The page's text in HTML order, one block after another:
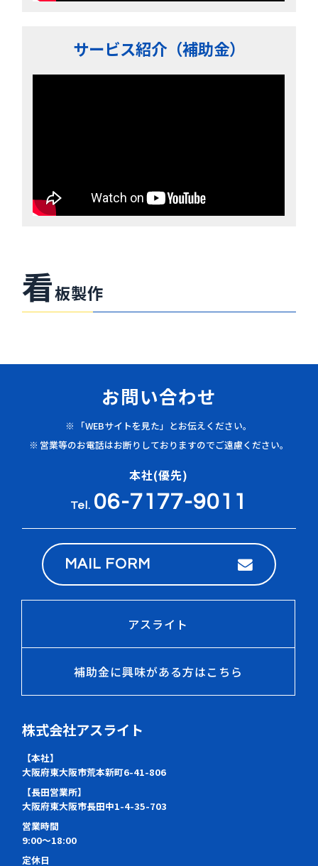
サービス紹介（補助金）
看板製作
お問い合わせ
「WEBサイトを見た」とお伝えください。
営業等のお電話はお断りしておりますのでご遠慮ください。
本社(優先)
Tel. 06-7177-9011
MAIL FORM
アスライト
補助金に興味がある方はこちら
株式会社アスライト
【本社】
大阪府東大阪市荒本新町6-41-806
【長田営業所】
大阪府東大阪市長田中1-4-35-703
営業時間
9:00～18:00
定休日